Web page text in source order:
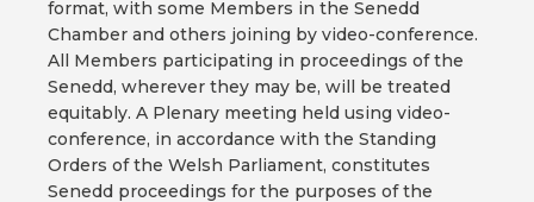
format, with some Members in the Senedd
Chamber and others joining by video-conference.
All Members participating in proceedings of the
Senedd, wherever they may be, will be treated
equitably. A Plenary meeting held using video-
conference, in accordance with the Standing
Orders of the Welsh Parliament, constitutes
Senedd proceedings for the purposes of the